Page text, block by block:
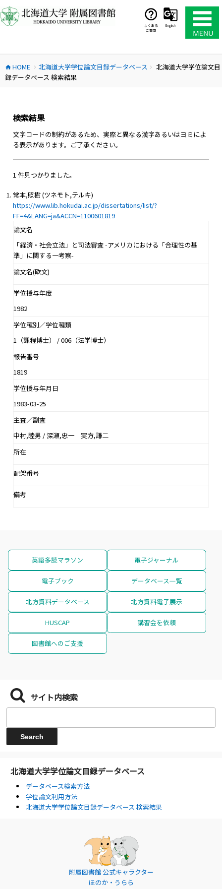
ン
テ
ス
キ
よくある
ご質問
English
home HOME chevron_right 北海道大学学位論文目録データベース chevron_right
北海道大学学位論文目
録データベース 検索結果
検索結果
文字コードの制約があるため、実際と異なる漢字あるいはヨミによ
る表示があります。ご了承ください。
1 件見つかりました。
常本,照樹 (ツネモト,テルキ)
https://www.lib.hokudai.ac.jp/dissertations/list/?
FF=4&LANG=ja&ACCN=1100601819
論文名
「経済・社会立法」と司法審査 -アメリカにおける「合理性の基
準」に関する一考察-
論文名(欧文)
学位授与年度
1982
学位種別／学位種類
1（課程博士） / 006（法学博士）
報告番号
1819
学位授与年月日
1983-03-25
主査／副査
中村,睦男 / 深瀬,忠一 実方,謙二
所在
配架番号
備考
英語多読マラソン 電子ジャーナル
電子ブック データベース一覧
北方資料データベース 北方資料電子展示
HUSCAP 講習会を依頼
図書館へのご支援
サイト内検索
北海道大学学位論文目録データベース
データベース検索方法
学位論文利用方法
北海道大学学位論文目録データベース 検索結果
附属図書館 公式キャラクター
ほのか・うらら